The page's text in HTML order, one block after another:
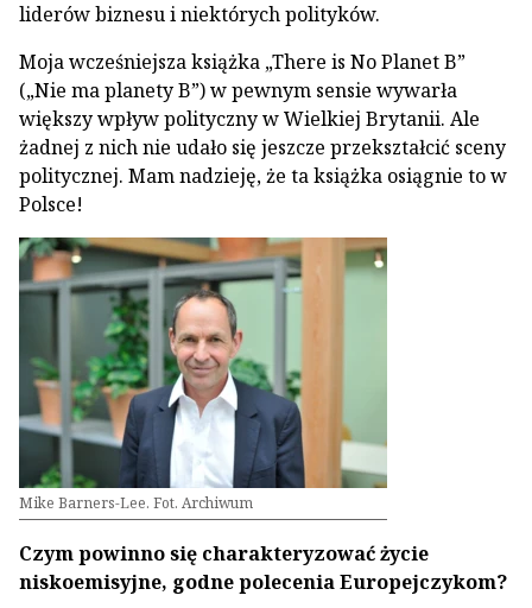
liderów biznesu i niektórych polityków.
Moja wcześniejsza książka „There is No Planet B”
(„Nie ma planety B”) w pewnym sensie wywarła
większy wpływ polityczny w Wielkiej Brytanii. Ale
żadnej z nich nie udało się jeszcze przekształcić sceny
politycznej. Mam nadzieję, że ta książka osiągnie to w
Polsce!
Mike Barners-Lee. Fot. Archiwum
Czym powinno się charakteryzować życie
niskoemisyjne, godne polecenia Europejczykom?